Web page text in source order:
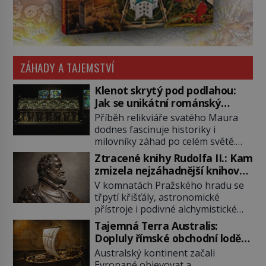
ZÁHADY A TAJEMSTVÍ
Klenot skrytý pod podlahou:
Jak se unikátní románský
poklad dostal do zapadlého
Bečova?
Příběh relikviáře svatého Maura
dodnes fascinuje historiky i
milovníky záhad po celém světě.
Tato románská zlatnická památka
ze 13. století je po českých
korunovačních klenotech druhým
nejcennějším movitým majetkem v
České republice. Přestože byl
klenot v roce 1985 po dramatickém
pátrání kriminalistů úspěšně
nalezen, jeho minulost stále
obestírá hustá mlha. Otázky, jak
přesně se tato […]
Ztracené knihy Rudolfa II.: Kam
zmizela nejzáhadnější knihovna
Evropy?
V komnatách Pražského hradu se
třpytí křišťály, astronomické
přístroje i podivné alchymistické
rukopisy. Císař Rudolf II.
shromažďuje vše, co souvisí s
tajemstvím přírody, hvězd i
lidského poznání. Jenže po jeho
Tajemná Terra Australis:
Dopluly římské obchodní lodě
až do Austrálie?
Australský kontinent začali